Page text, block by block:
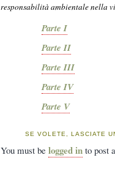
responsabilità ambientale nella
Parte I
Parte II
Parte III
Parte IV
Parte V
SE VOLETE, LASCIATE
You must be logged in to post